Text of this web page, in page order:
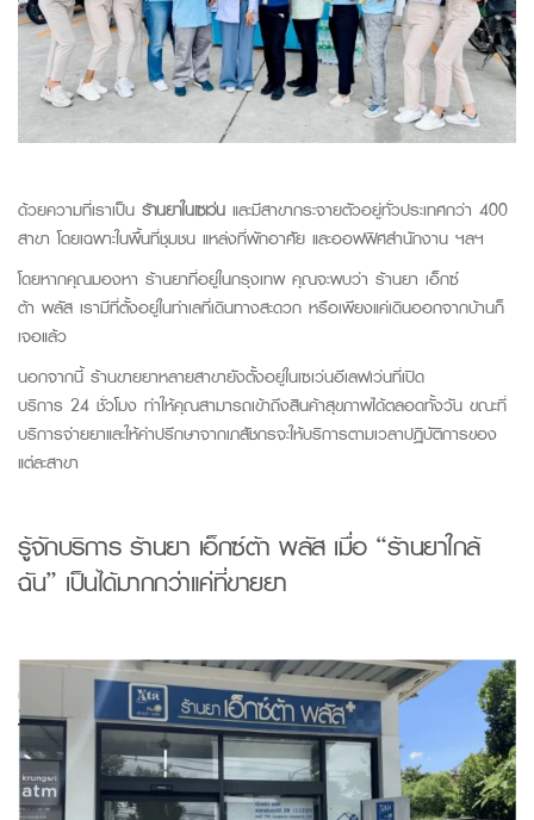
ด้วยความที่เราเป็น ร้านยาในเซเว่น และมีสาขากระจายตัวอยู่ทั่วประเทศกว่า 400
สาขา โดยเฉพาะในพื้นที่ชุมชน แหล่งที่พักอาศัย และออฟฟิศสำนักงาน ฯลฯ
โดยหากคุณมองหา ร้านยาที่อยู่ในกรุงเทพ คุณจะพบว่า ร้านยา เอ็กซ์
ต้า พลัส เรามีที่ตั้งอยู่ในทำเลที่เดินทางสะดวก หรือเพียงแค่เดินออกจากบ้านก็
เจอแล้ว
นอกจากนี้ ร้านขายยาหลายสาขายังตั้งอยู่ในเซเว่นอีเลฟเว่นที่เปิด
บริการ 24 ชั่วโมง ทำให้คุณสามารถเข้าถึงสินค้าสุขภาพได้ตลอดทั้งวัน ขณะที่
บริการจ่ายยาและให้คำปรึกษาจากเภสัชกรจะให้บริการตามเวลาปฏิบัติการของ
แต่ละสาขา
รู้จักบริการร้านยา เอ็กซ์ต้า พลัสเมื่อ “ร้านยาใกล้
ฉัน” เป็นได้มากกว่าแค่ที่ขายยา